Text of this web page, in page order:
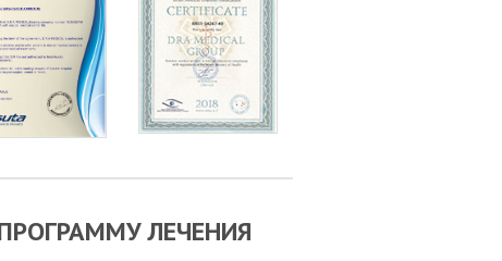
ЛЕЧЕНИЯ